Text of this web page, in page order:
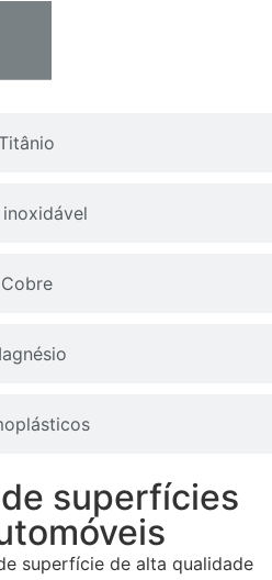
Titânio
Cobre
superfícies
superfície de alta qualidade